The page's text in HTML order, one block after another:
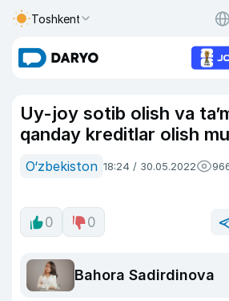
Toshkent
Uy-joy sotib olish va
qanday kreditlar olish
O‘zbekiston 18:24 / 30.05.2022
0 0
Bahora Sadirdinova